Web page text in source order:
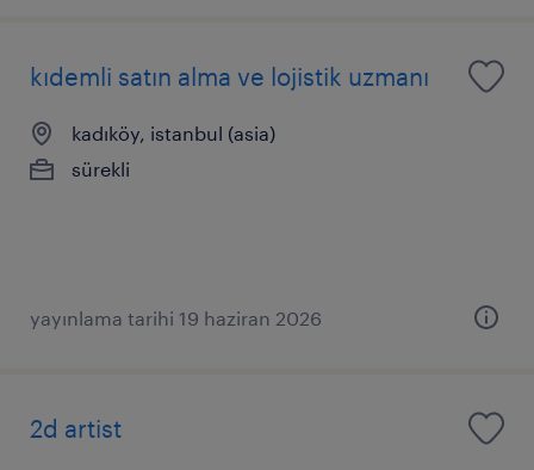
kıdemli satın alma ve lojistik uzmanı
kadıköy, istanbul (asia)
sürekli
yayınlama tarihi 19 haziran 2026
2d artist